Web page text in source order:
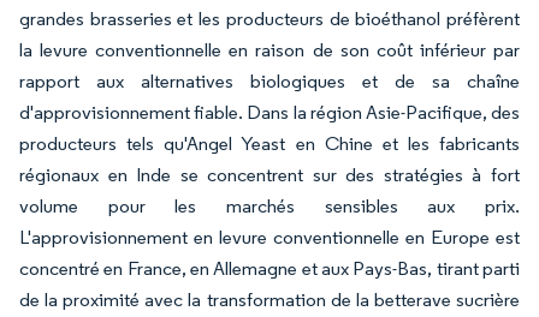
grandes brasseries et les producteurs de bioéthanol préfèrent
la levure conventionnelle en raison de son coût inférieur par
rapport aux alternatives biologiques et de sa chaîne
d'approvisionnement fiable. Dans la région Asie-Pacifique, des
producteurs tels qu'Angel Yeast en Chine et les fabricants
régionaux en Inde se concentrent sur des stratégies à fort
volume pour les marchés sensibles aux prix.
L'approvisionnement en levure conventionnelle en Europe est
concentré en France, en Allemagne et aux Pays-Bas, tirant parti
de la proximité avec la transformation de la betterave sucrière